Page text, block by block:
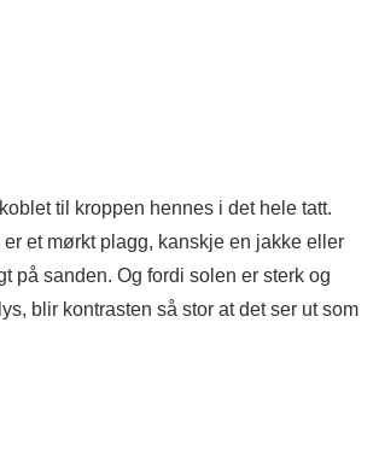
til kroppen hennes i det hele tatt.
er et mørkt plagg, kanskje en jakke eller
på sanden. Og fordi solen er sterk og
blir kontrasten så stor at det ser ut som